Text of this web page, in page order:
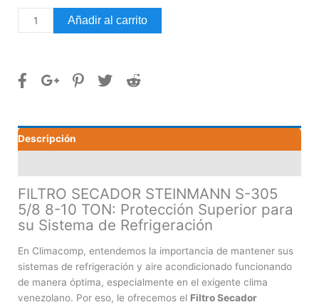
FILTRO
SECADOR
305
10
TON
Añadir al carrito
Descripción
FILTRO SECADOR STEINMANN S-305
5/8 8-10 TON: Protección Superior para
su Sistema de Refrigeración
En Climacomp, entendemos la importancia de mantener sus
sistemas de refrigeración y aire acondicionado funcionando
de manera óptima, especialmente en el exigente clima
venezolano. Por eso, le ofrecemos el Filtro Secador